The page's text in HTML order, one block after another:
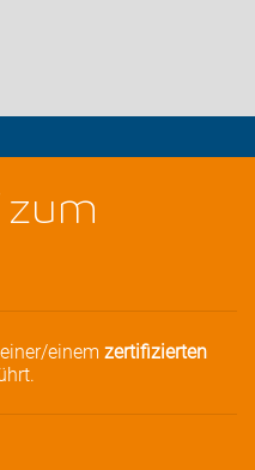
einem zertifizierten